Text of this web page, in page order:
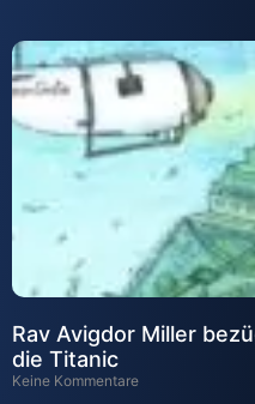
Rav Avigdor Miller
die Titanic
Keine Kommentare